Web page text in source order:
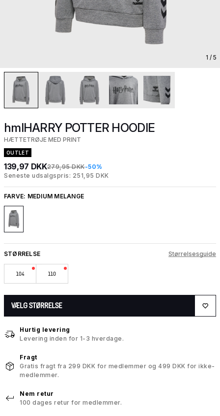
1 / 5
hmlHARRY POTTER HOODIE
HÆTTETRØJE MED PRINT
OUTLET
139,97 DKK279,95 DKK-50%
Seneste udsalgspris: 251,95 DKK
FARVE: MEDIUM MELANGE
STØRRELSE Størrelsesguide
104 110
VÆLG STØRRELSE
Hurtig levering
Levering inden for 1-3 hverdage.
Fragt
Gratis fragt fra 299 DKK for medlemmer og 499 DKK for ikke-
medlemmer.
Nem retur
100 dages retur for medlemmer.